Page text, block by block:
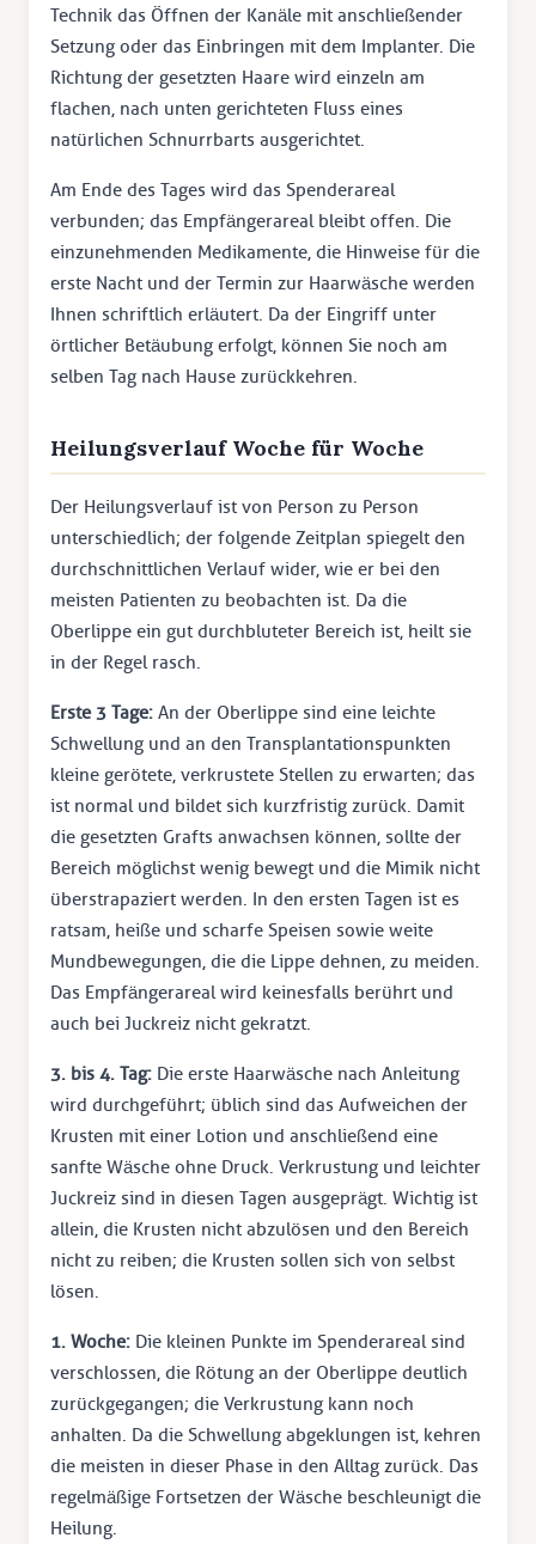
Technik das Öffnen der Kanäle mit anschließender
Setzung oder das Einbringen mit dem Implanter. Die
Richtung der gesetzten Haare wird einzeln am
flachen, nach unten gerichteten Fluss eines
natürlichen Schnurrbarts ausgerichtet.
Am Ende des Tages wird das Spenderareal
verbunden; das Empfängerareal bleibt offen. Die
einzunehmenden Medikamente, die Hinweise für die
erste Nacht und der Termin zur Haarwäsche werden
Ihnen schriftlich erläutert. Da der Eingriff unter
örtlicher Betäubung erfolgt, können Sie noch am
selben Tag nach Hause zurückkehren.
Heilungsverlauf Woche für Woche
Der Heilungsverlauf ist von Person zu Person
unterschiedlich; der folgende Zeitplan spiegelt den
durchschnittlichen Verlauf wider, wie er bei den
meisten Patienten zu beobachten ist. Da die
Oberlippe ein gut durchbluteter Bereich ist, heilt sie
in der Regel rasch.
Erste 3 Tage: An der Oberlippe sind eine leichte
Schwellung und an den Transplantationspunkten
kleine gerötete, verkrustete Stellen zu erwarten; das
ist normal und bildet sich kurzfristig zurück. Damit
die gesetzten Grafts anwachsen können, sollte der
Bereich möglichst wenig bewegt und die Mimik nicht
überstrapaziert werden. In den ersten Tagen ist es
ratsam, heiße und scharfe Speisen sowie weite
Mundbewegungen, die die Lippe dehnen, zu meiden.
Das Empfängerareal wird keinesfalls berührt und
auch bei Juckreiz nicht gekratzt.
3. bis 4. Tag: Die erste Haarwäsche nach Anleitung
wird durchgeführt; üblich sind das Aufweichen der
Krusten mit einer Lotion und anschließend eine
sanfte Wäsche ohne Druck. Verkrustung und leichter
Juckreiz sind in diesen Tagen ausgeprägt. Wichtig ist
allein, die Krusten nicht abzulösen und den Bereich
nicht zu reiben; die Krusten sollen sich von selbst
lösen.
1. Woche: Die kleinen Punkte im Spenderareal sind
verschlossen, die Rötung an der Oberlippe deutlich
zurückgegangen; die Verkrustung kann noch
anhalten. Da die Schwellung abgeklungen ist, kehren
die meisten in dieser Phase in den Alltag zurück. Das
regelmäßige Fortsetzen der Wäsche beschleunigt die
Heilung.